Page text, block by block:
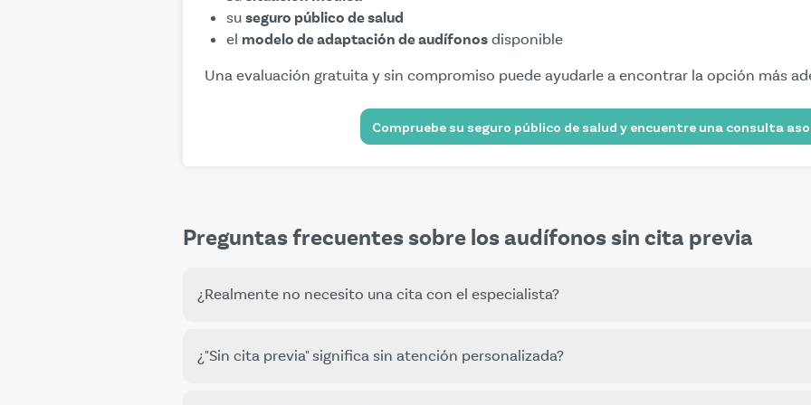
suseguro público de salud
el modelo de adaptación de audífonosdisponible
Una evaluación gratuita y sin compromiso puede ayudarle a encontrar la opción más
Compruebe su seguro público de salud y encuentre una consulta
Preguntas frecuentes sobre los audífonos sin cita previa
¿Realmente no necesito una cita con el especialista?
No. Las evaluaciones médicas y la prescripción de un especialista en otorrinolaringología
¿"Sin cita previa" significa sin atención personalizada?